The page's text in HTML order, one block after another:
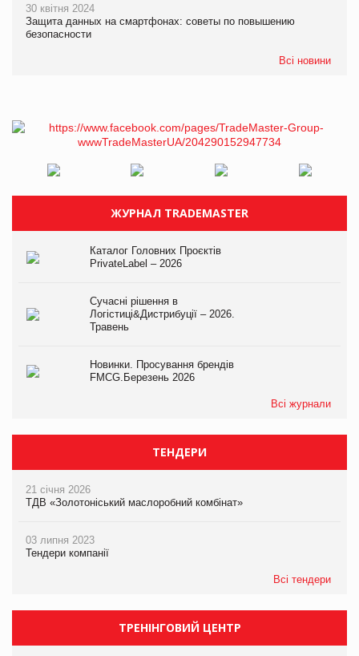
30 квітня 2024
Защита данных на смартфонах: советы по повышению
безопасности
Всі новини
ЖУРНАЛ TRADEMASTER
Каталог Головних Проєктів
PrivateLabel – 2026
Сучасні рішення в
Логістиці&Дистрибуції – 2026.
Травень
Новинки. Просування брендів
FMCG.Березень 2026
Всі журнали
ТЕНДЕРИ
21 січня 2026
ТДВ «Золотоніський маслоробний комбінат»
03 липня 2023
Тендери компанії
Всі тендери
ТРЕНІНГОВИЙ ЦЕНТР